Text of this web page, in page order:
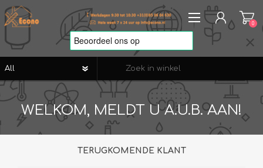
REGISTREREN
AANMELDEN
VERLANGLIJST
0
0
WELKOM, MELDT U A.U.B. AAN!
TERUGKOMENDE KLANT